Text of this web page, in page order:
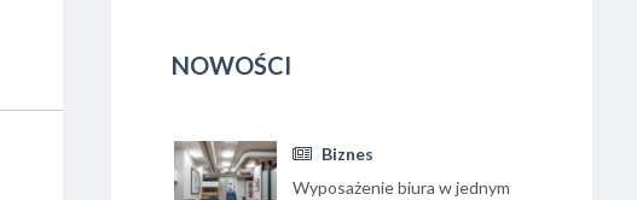
NOWOŚCI
Biznes
Wyposażenie biura w jednym